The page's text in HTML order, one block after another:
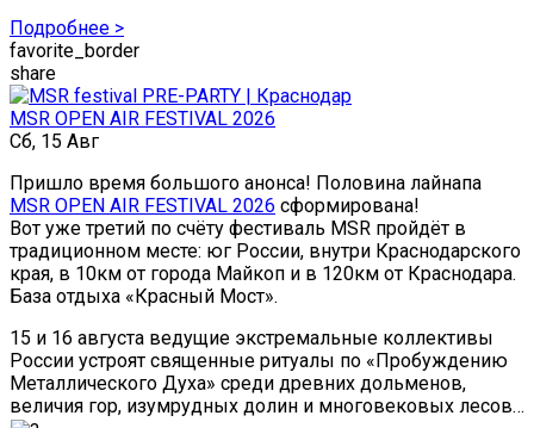
Подробнее >
favorite_border
share
MSR OPEN AIR FESTIVAL 2026
Сб, 15 Авг
Пришло время большого анонса! Половина лайнапа
MSR OPEN AIR FESTIVAL 2026 сформирована!
Вот уже третий по счёту фестиваль MSR пройдёт в
традиционном месте: юг России, внутри Краснодарского
края, в 10км от города Майкоп и в 120км от Краснодара.
База отдыха «Красный Мост».
15 и 16 августа ведущие экстремальные коллективы
России устроят священные ритуалы по «Пробуждению
Металлического Духа» среди древних дольменов,
величия гор, изумрудных долин и многовековых лесов…